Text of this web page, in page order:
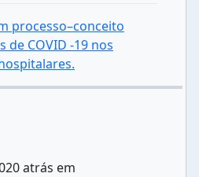
processo–conceito
de COVID -19 nos
atrás em